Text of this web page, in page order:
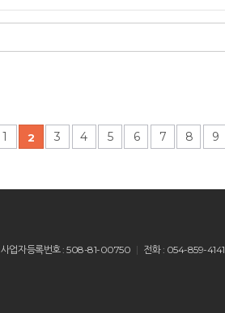
1 2 3 4 5 6 7 8 9
사업자등록번호 : 508-81-00750 전화 : 054-859-4141